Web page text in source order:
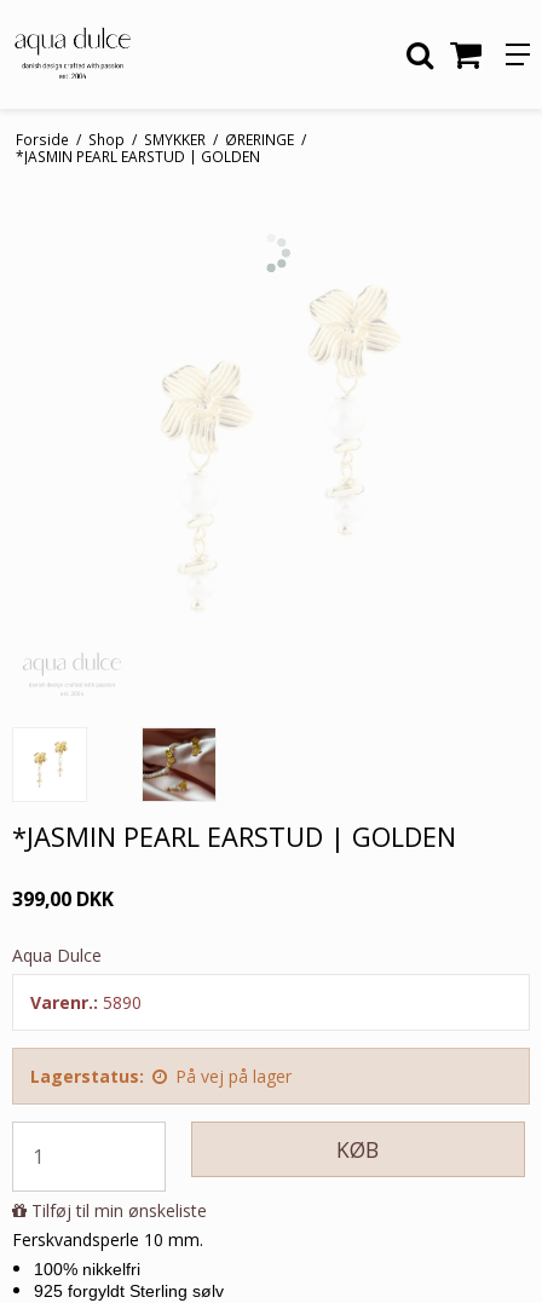
Forside / Shop / SMYKKER / ØRERINGE /
*JASMIN PEARL EARSTUD | GOLDEN
*JASMIN PEARL EARSTUD | GOLDEN
399,00 DKK
Aqua Dulce
Varenr.: 5890
Lagerstatus: På vej på lager
KØB
Tilføj til min ønskeliste
Ferskvandsperle 10 mm.
100% nikkelfri
925 forgyldt Sterling sølv